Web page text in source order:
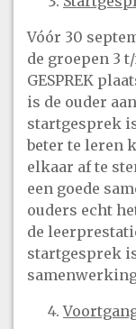
Vóór 30
de groepen 3
GESPREK
is de ouder
startgesprek
beter te leren
elkaar af te
een goede
ouders echt
de
startgesprek
samenwerking